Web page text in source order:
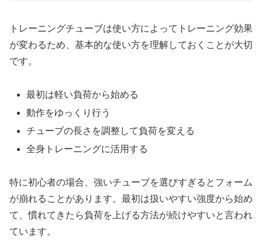
トレーニングチューブは使い方によってトレーニング効果
が変わるため、基本的な使い方を理解しておくことが大切
です。
最初は軽い負荷から始める
動作をゆっくり行う
チューブの長さを調整して負荷を変える
全身トレーニングに活用する
特に初心者の場合、強いチューブを選びすぎるとフォーム
が崩れることがあります。最初は扱いやすい強度から始め
て、慣れてきたら負荷を上げる方法が続けやすいと言われ
ています。